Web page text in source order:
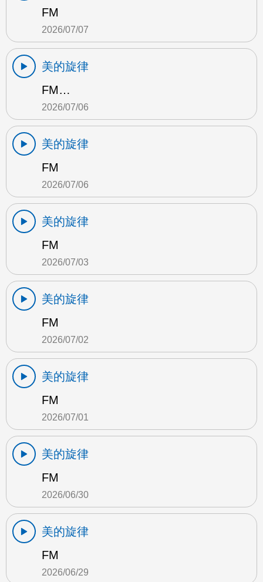
FM
2026/07/07
美的旋律
FM…
2026/07/06
美的旋律
FM
2026/07/06
美的旋律
FM
2026/07/03
美的旋律
FM
2026/07/02
美的旋律
FM
2026/07/01
美的旋律
FM
2026/06/30
美的旋律
FM
2026/06/29